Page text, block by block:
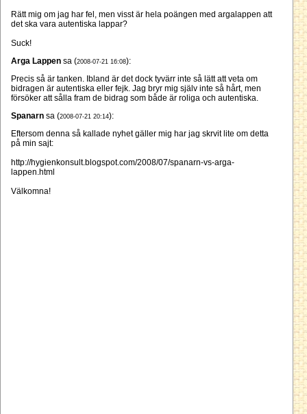
Rätt mig om jag har fel, men visst är hela poängen med argalappen att
det ska vara autentiska lappar?
Suck!
Arga Lappen sa (2008-07-21 16:08):
Precis så är tanken. Ibland är det dock tyvärr inte så lätt att veta om
bidragen är autentiska eller fejk. Jag bryr mig själv inte så hårt, men
försöker att sålla fram de bidrag som både är roliga och autentiska.
Spanarn sa (2008-07-21 20:14):
Eftersom denna så kallade nyhet gäller mig har jag skrvit lite om detta
på min sajt:
http://hygienkonsult.blogspot.com/2008/07/spanarn-vs-arga-
lappen.html
Välkomna!